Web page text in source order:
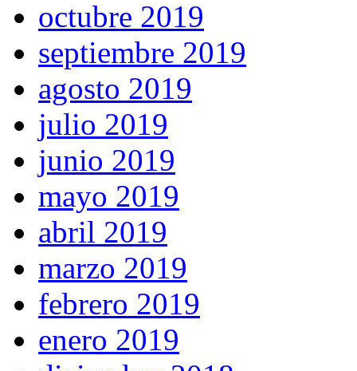
octubre 2019
septiembre 2019
agosto 2019
julio 2019
junio 2019
mayo 2019
abril 2019
marzo 2019
febrero 2019
enero 2019